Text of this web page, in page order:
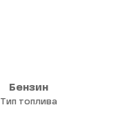
Бензин
Тип топлива